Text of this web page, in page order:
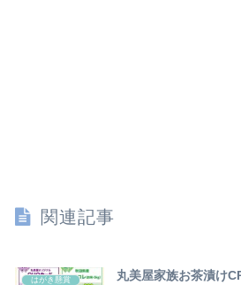
関連記事
はがき懸賞
丸美屋家族お茶漬け